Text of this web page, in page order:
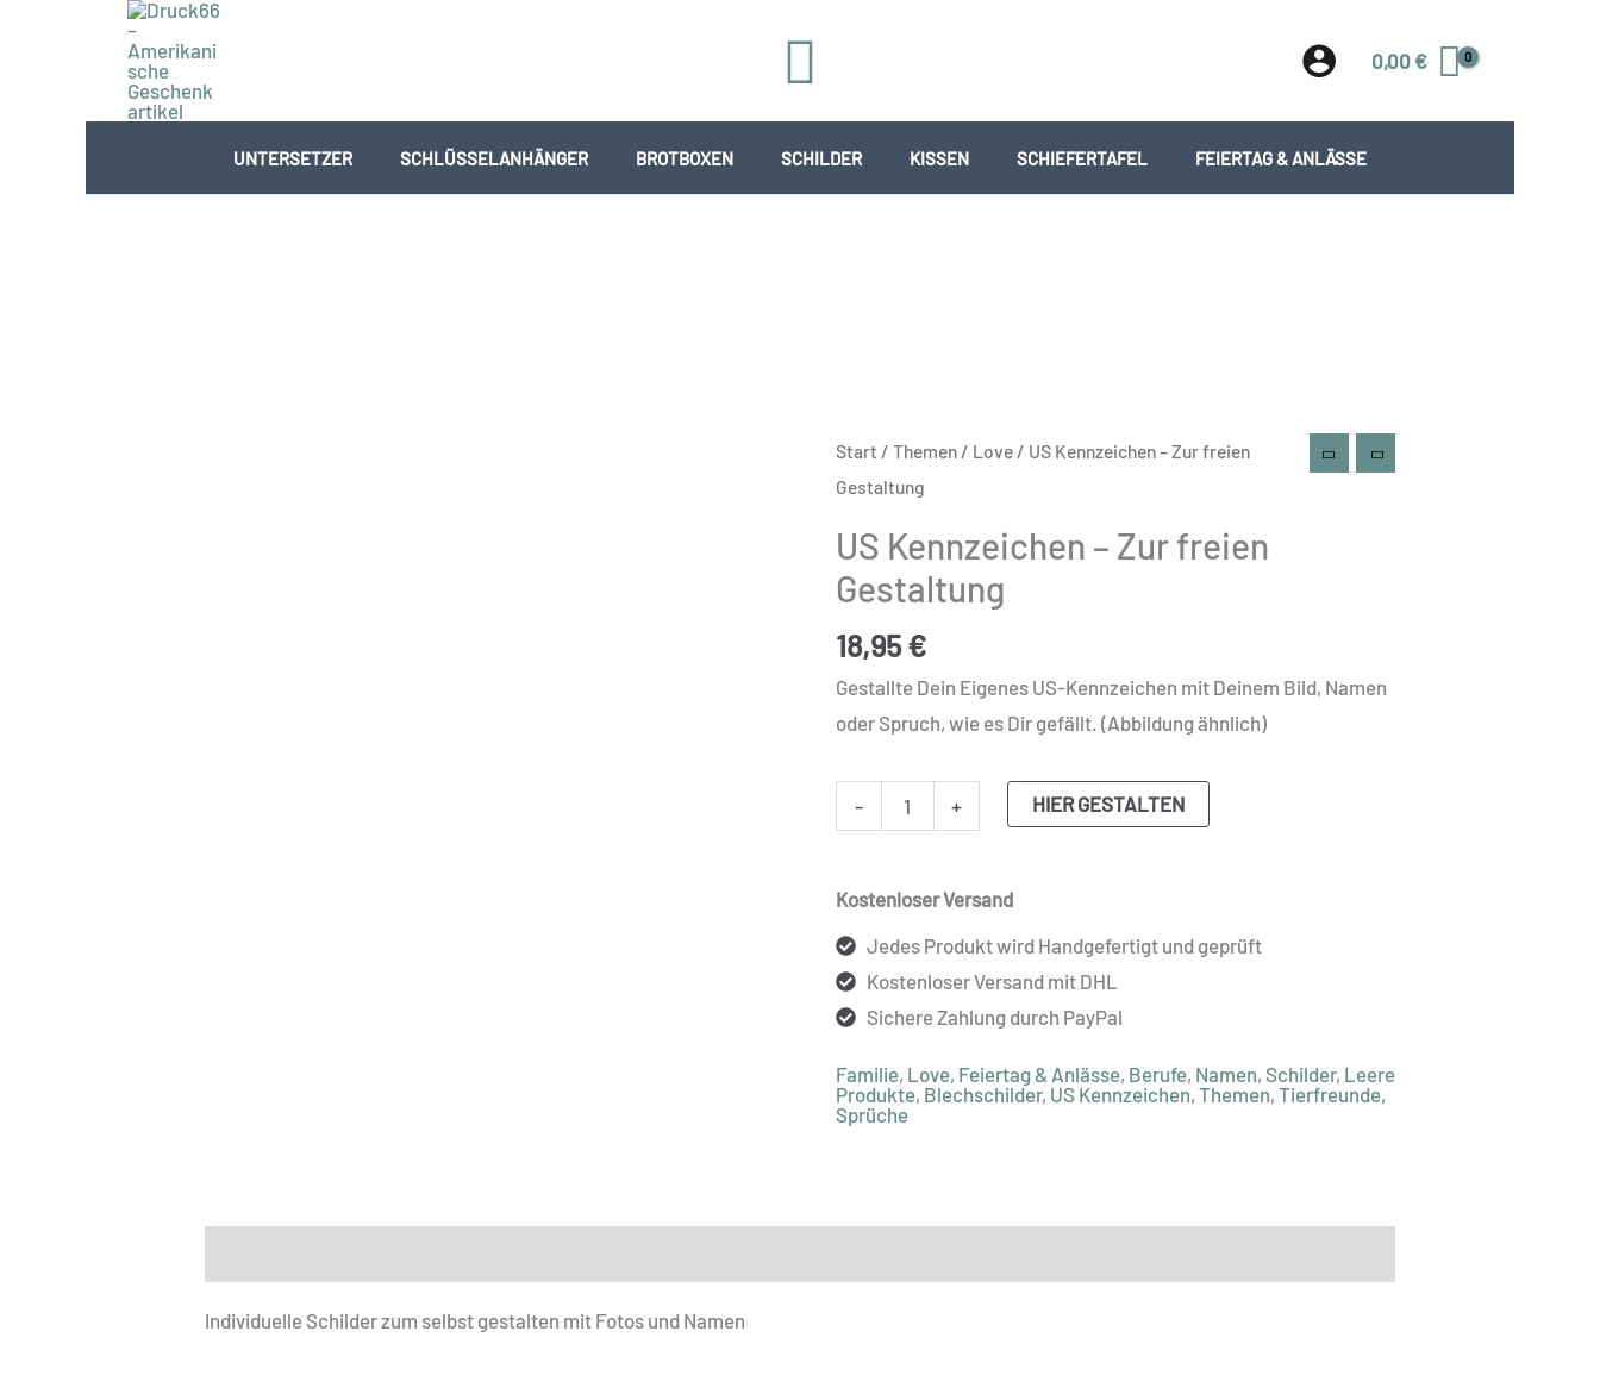
0,00 €
UNTERSETZER SCHLÜSSELANHÄNGER BROTBOXEN SCHILDER KISSEN SCHIEFERTAFEL FEIERTAG & ANLÄSSE
Start / Themen / Love / US Kennzeichen – Zur freien
Gestaltung
US Kennzeichen – Zur freien
Gestaltung
18,95€
Gestallte Dein Eigenes US-Kennzeichen mit Deinem Bild, Namen
oder Spruch, wie es Dir gefällt. (Abbildung ähnlich)
-
US
Kennzeichen
Zur
freien
Gestaltung
Menge
+ HIER GESTALTEN
Kostenloser Versand
Jedes Produkt wird Handgefertigt und geprüft
Kostenloser Versand mit DHL
Sichere Zahlung durch PayPal
Familie, Love, Feiertag & Anlässe, Berufe, Namen, Schilder, Leere
Produkte, Blechschilder, US Kennzeichen, Themen, Tierfreunde,
Sprüche
Individuelle Schilder zum selbst gestalten mit Fotos und Namen